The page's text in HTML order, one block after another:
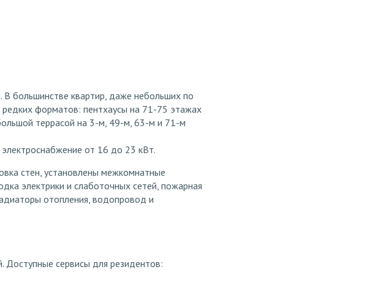
В большинстве квартир, даже небольших по
форматов: пентхаусы на 71-75 этажах
террасой на 3-м, 49-м, 63-м и 71-м
от 16 до 23 кВт.
стен, установлены межкомнатные
электрики и слаботочных сетей, пожарная
отопления, водопровод и
Доступные сервисы для резидентов: